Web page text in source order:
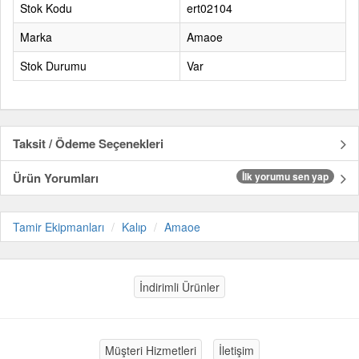
Stok Kodu
ert02104
Marka
Amaoe
Stok Durumu
Var
Taksit / Ödeme Seçenekleri
Ürün Yorumları
İlk yorumu sen yap
Tamir Ekipmanları Kalıp Amaoe
İndirimli Ürünler
Müşteri Hizmetleri İletişim